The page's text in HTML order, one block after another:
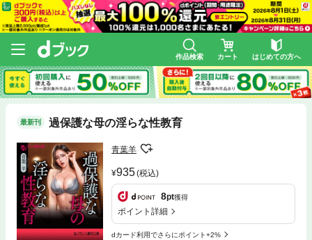
作品検索 カート はじめての方へ
最新刊 過保護な母の淫らな性教育
青葉羊
935(税込)
8pt獲得
ポイント詳細
dカード利用でさらにポイント+2%